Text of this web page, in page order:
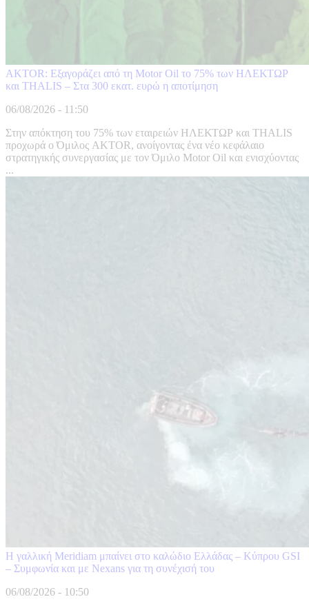
AKTOR: Εξαγοράζει από τη Motor Oil το 75% των ΗΛΕΚΤΩΡ
και THALIS – Στα 300 εκατ. ευρώ η αποτίμηση
06/08/2026 - 11:50
Στην απόκτηση του 75% των εταιρειών ΗΛΕΚΤΩΡ και THALIS
προχωρά ο Όμιλος AKTOR, ανοίγοντας ένα νέο κεφάλαιο
στρατηγικής συνεργασίας με τον Όμιλο Motor Oil και ενισχύοντας
...
Η γαλλική Meridiam μπαίνει στο καλώδιο Ελλάδας – Κύπρου GSI
– Συμφωνία και με Nexans για τη συνέχισή του
06/08/2026 - 10:50